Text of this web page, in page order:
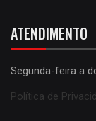
ATENDIMENTO
Segunda-feira a
Política de